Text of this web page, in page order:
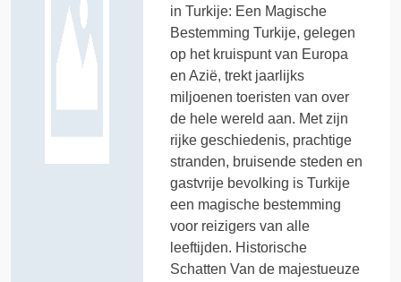
in Turkije: Een Magische
Bestemming Turkije, gelegen
op het kruispunt van Europa
en Azië, trekt jaarlijks
miljoenen toeristen van over
de hele wereld aan. Met zijn
rijke geschiedenis, prachtige
stranden, bruisende steden en
gastvrije bevolking is Turkije
een magische bestemming
voor reizigers van alle
leeftijden. Historische
Schatten Van de majestueuze